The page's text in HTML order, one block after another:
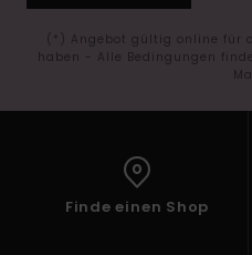
(*) Angebot gültig online für
haben - Alle Bedingungen
Finde einen Shop